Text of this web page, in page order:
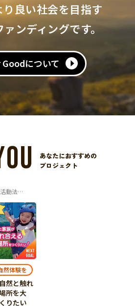
良い社会を目指す
ンディングです。
Goodについて
あなたにおすすめの
プロジェクト
特定非営利活動法人ちゃいるどりいむ
然体験を
然と触れ
所を大
りたい